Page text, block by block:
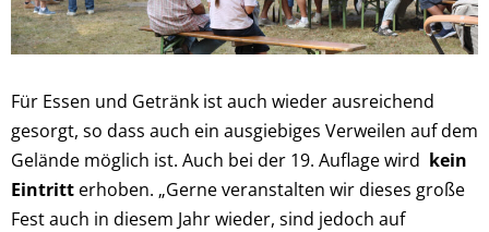
Für Essen und Getränk ist auch wieder ausreichend
gesorgt, so dass auch ein ausgiebiges Verweilen auf dem
Gelände möglich ist. Auch bei der 19. Auflage wird kein
Eintritt erhoben. „Gerne veranstalten wir dieses große
Fest auch in diesem Jahr wieder, sind jedoch auf